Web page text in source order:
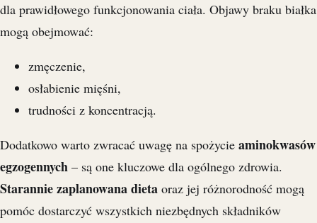
dla prawidłowego funkcjonowania ciała. Objawy braku białka
mogą obejmować:
zmęczenie,
osłabienie mięśni,
trudności z koncentracją.
Dodatkowo warto zwracać uwagę na spożycie aminokwasów
egzogennych – są one kluczowe dla ogólnego zdrowia.
Starannie zaplanowana dieta oraz jej różnorodność mogą
pomóc dostarczyć wszystkich niezbędnych składników